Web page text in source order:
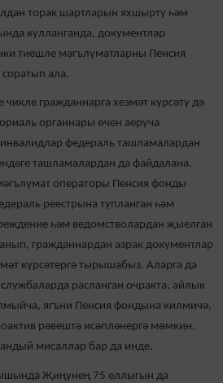
торак шартларын яхшырту һәм
кулланганда, документлар
тиешле мәгълүматларны Пенсия
ала.
гражданнарга хезмәт күрсәтү дә
органнары өчен аеруча
инвалидлар федераль ташламалардан
ташламалардан да файдалана.
операторы Пенсия фонды
реестрына тупланган һәм
һәм ведомстволардан җыелган
гражданнардан азрак документлар
күрсәтергә тырышабыз. Аларга да
расланган очракта, айлык
ягъни Пенсия фондына килмичә,
рәвештә исәпләнергә мөмкин.
мисаллар бар да инде.
Җиңүнең 75 еллыгын да